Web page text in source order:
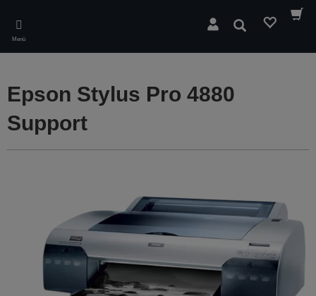
main
content
Menü
Suchen
Epson Stylus Pro 4880
Support